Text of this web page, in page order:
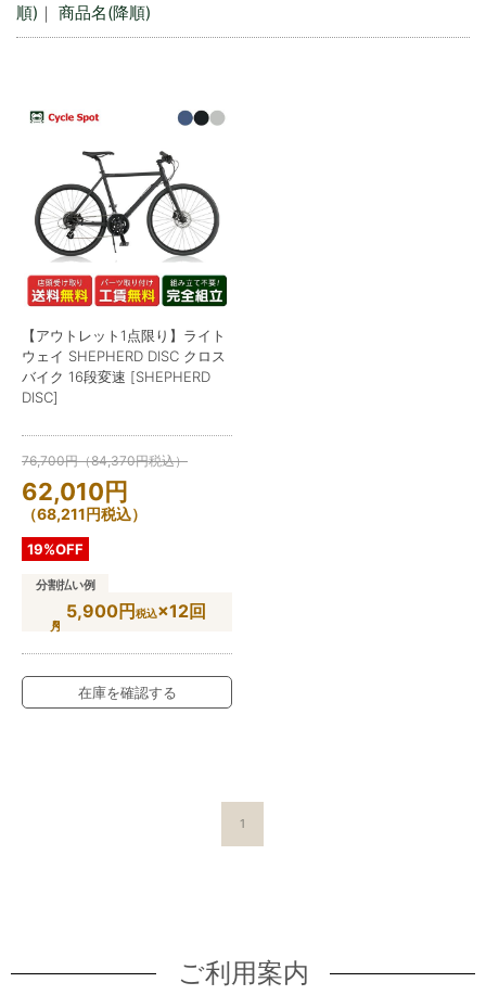
順) ｜ 商品名(降順)
【アウトレット1点限り】ライト
ウェイ SHEPHERD DISC クロス
バイク 16段変速 [SHEPHERD
DISC]
76,700円（84,370円税込）
62,010円
（68,211円税込）
19%OFF
分割払い例
5,900円税込×12回
在庫を確認する
1
ご利用案内